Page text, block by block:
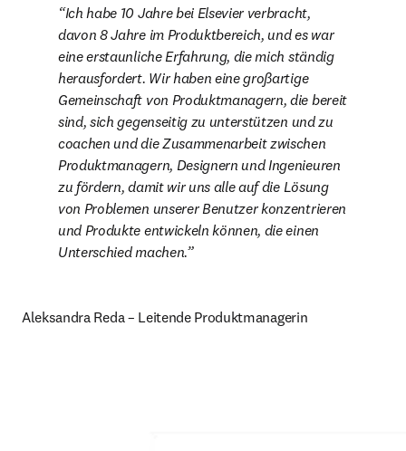
Ich habe 10 Jahre bei Elsevier verbracht,
davon 8 Jahre im Produktbereich, und es war
eine erstaunliche Erfahrung, die mich ständig
herausfordert. Wir haben eine großartige
Gemeinschaft von Produktmanagern, die bereit
sind, sich gegenseitig zu unterstützen und zu
coachen und die Zusammenarbeit zwischen
Produktmanagern, Designern und Ingenieuren
zu fördern, damit wir uns alle auf die Lösung
von Problemen unserer Benutzer konzentrieren
und Produkte entwickeln können, die einen
Unterschied machen.
Aleksandra Reda – Leitende Produktmanagerin